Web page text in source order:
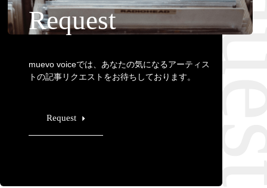
Request
muevo voiceでは、あなたの気になるアーティス
トの記事リクエストをお待ちしております。
Request